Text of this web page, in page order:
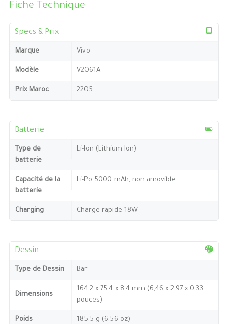
Fiche Technique
Specs & Prix
Marque Vivo
Modèle V2061A
Prix Maroc 2205
Batterie
Type de
batterie
Li-Ion (Lithium Ion)
Capacité de la
batterie
Li-Po 5000 mAh, non amovible
Charging Charge rapide 18W
Dessin
Type de Dessin Bar
Dimensions
164,2 x 75,4 x 8,4 mm (6,46 x 2,97 x 0,33
pouces)
Poids 185.5 g (6.56 oz)